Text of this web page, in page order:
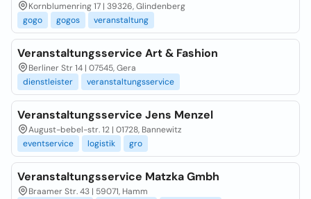
Kornblumenring 17 | 39326, Glindenberg
gogo
gogos veranstaltung
Veranstaltungsservice Art & Fashion
Berliner Str 14 | 07545, Gera
dienstleister
veranstaltungsservice
Veranstaltungsservice Jens Menzel
August-bebel-str. 12 | 01728, Bannewitz
eventservice
logistik gro
Veranstaltungsservice Matzka Gmbh
Braamer Str. 43 | 59071, Hamm